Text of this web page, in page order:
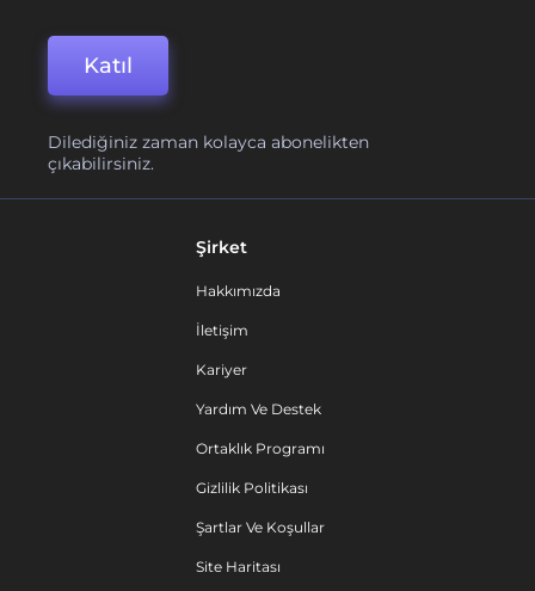
Katıl
Dilediğiniz zaman kolayca abonelikten
çıkabilirsiniz.
Şirket
Hakkımızda
İletişim
Kariyer
Yardım Ve Destek
Ortaklık Programı
Gizlilik Politikası
Şartlar Ve Koşullar
Site Haritası